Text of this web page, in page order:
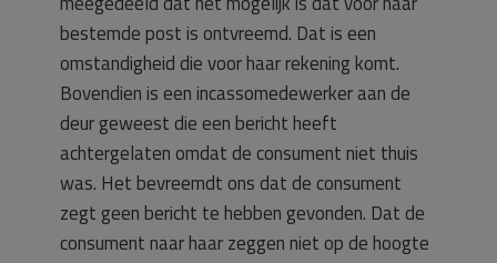
bestemde post is ontvreemd. Dat is een
omstandigheid die voor haar rekening komt.
Bovendien is een incassomedewerker aan de
deur geweest die een bericht heeft
achtergelaten omdat de consument niet thuis
was. Het bevreemdt ons dat de consument
zegt geen bericht te hebben gevonden. Dat de
consument naar haar zeggen niet op de hoogte